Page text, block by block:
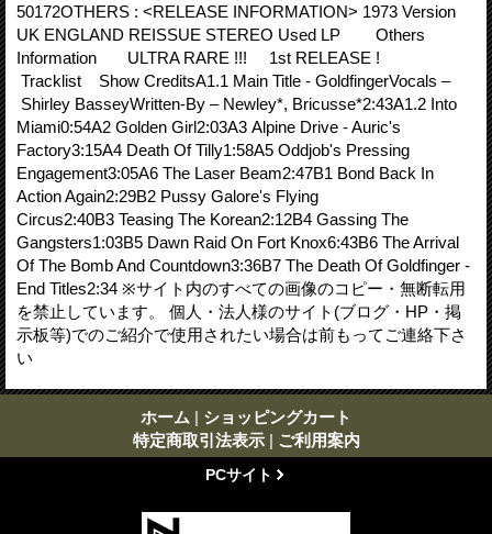
50172OTHERS : <RELEASE INFORMATION> 1973 Version
UK ENGLAND REISSUE STEREO Used LP Others
Information ULTRA RARE !!! 1st RELEASE !
Tracklist Show CreditsA1.1 Main Title - GoldfingerVocals –
Shirley BasseyWritten-By – Newley*, Bricusse*2:43A1.2 Into
Miami0:54A2 Golden Girl2:03A3 Alpine Drive - Auric's
Factory3:15A4 Death Of Tilly1:58A5 Oddjob's Pressing
Engagement3:05A6 The Laser Beam2:47B1 Bond Back In
Action Again2:29B2 Pussy Galore's Flying
Circus2:40B3 Teasing The Korean2:12B4 Gassing The
Gangsters1:03B5 Dawn Raid On Fort Knox6:43B6 The Arrival
Of The Bomb And Countdown3:36B7 The Death Of Goldfinger -
End Titles2:34 ※サイト内のすべての画像のコピー・無断転用
を禁止しています。 個人・法人様のサイト(ブログ・HP・掲
示板等)でのご紹介で使用されたい場合は前もってご連絡下さ
い
ホーム | ショッピングカート
特定商取引法表示 | ご利用案内
PCサイト